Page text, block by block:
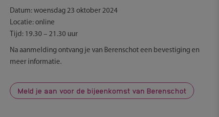
Datum: woensdag 23 oktober 2024
Locatie: online
Tijd: 19.30 – 21.30 uur
Na aanmelding ontvang je van Berenschot een bevestiging en
meer informatie.
Meld je aan voor de bijeenkomst van Berenschot